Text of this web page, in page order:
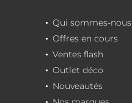
Qui sommes-nous
Offres en cours
Ventes flash
Outlet déco
Nouveautés